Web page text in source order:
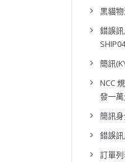
黑貓
錯誤
簡訊
NCC
發一
簡訊身
錯誤
訂單